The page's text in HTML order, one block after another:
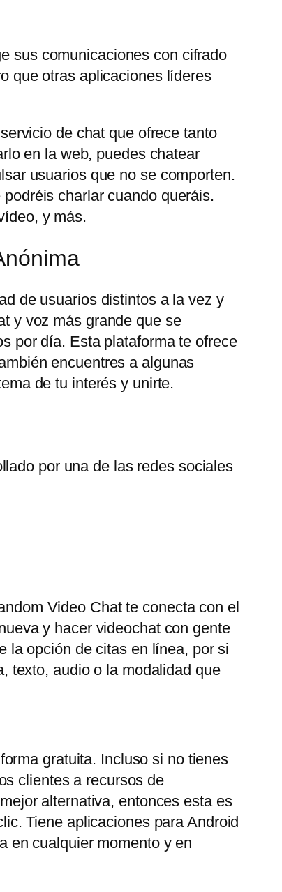
sus comunicaciones con cifrado
que otras aplicaciones líderes
de chat que ofrece tanto
en la web, puedes chatear
usuarios que no se comporten.
charlar cuando queráis.
y más.
de usuarios distintos a la vez y
y voz más grande que se
por día. Esta plataforma te ofrece
encuentres a algunas
de tu interés y unirte.
por una de las redes sociales
Video Chat te conecta con el
y hacer videochat con gente
la opción de citas en línea, por si
texto, audio o la modalidad que
gratuita. Incluso si no tienes
clientes a recursos de
alternativa, entonces esta es
Tiene aplicaciones para Android
en cualquier momento y en